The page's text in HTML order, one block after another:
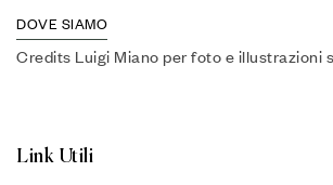
DOVE SIAMO
Credits Luigi Miano per foto e illustrazioni
Link Utili